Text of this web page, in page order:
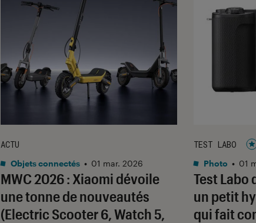
MWC 2026 : Xiaomi dévoile
une tonne de nouveautés
(Electric Scooter 6, Watch 5,
ACTU
Objets connectés • 01 mar. 2026
Test Labo
un petit
qui fait
TEST LABO
Photo • 01